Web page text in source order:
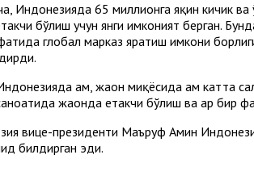
Индонезияда 65 миллионга яқин кичик ва
бўлиш учун янги имконият берган.
глобал марказ яратиш имкони
ҳам, жаҳон миқёсида ҳам катта
жаҳонда етакчи бўлиш ва ҳар бир
вице-президенти Маъруф Aмин
билдирган эди.